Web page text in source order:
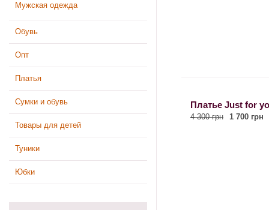
Мужская одежда
Обувь
Опт
Платья
Сумки и обувь
Товары для детей
Туники
Юбки
Платье Just for
4 300 грн 1 700 грн